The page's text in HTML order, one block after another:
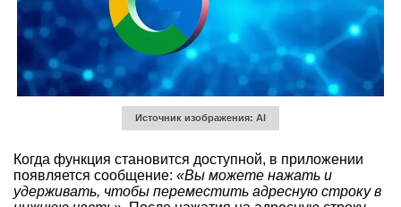
Источник изображения: AI
Когда функция становится доступной, в приложении
появляется сообщение: «Вы можете нажать и
удерживать, чтобы переместить адресную строку в